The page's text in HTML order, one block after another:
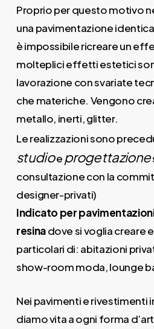
Proprio per questo motivo
una pavimentazione
è impossibile ricreare un
molteplici effetti estetici
lavorazione con svariate
che materiche. Vengono
metallo, inerti, glitter.
Le realizzazioni sono
studioe progettazione
consultazione con la
designer-privati)
Indicato per
resinadove si voglia creare
particolari di: abitazioni
show-room moda, lounge
Nei pavimenti e rivestimenti
diamo vita a ogni forma